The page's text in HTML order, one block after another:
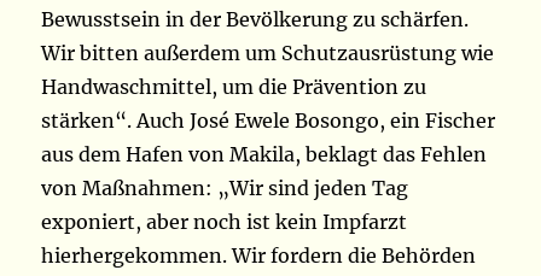
Bewusstsein in der Bevölkerung zu schärfen.
Wir bitten außerdem um Schutzausrüstung wie
Handwaschmittel, um die Prävention zu
stärken“. Auch José Ewele Bosongo, ein Fischer
aus dem Hafen von Makila, beklagt das Fehlen
von Maßnahmen: „Wir sind jeden Tag
exponiert, aber noch ist kein Impfarzt
hierhergekommen. Wir fordern die Behörden